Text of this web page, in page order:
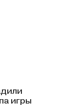
игры